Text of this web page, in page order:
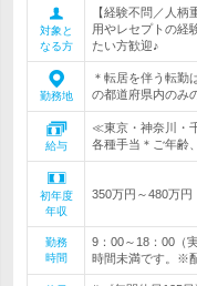
対象と
なる方
【経験不問／人
用やレセプトの経
たい方歓迎♪
勤務地
＊転居を伴う転勤
の都道府県内のみ
給与
≪東京・神奈川・
各種手当＊ご年齢
初年度
年収
350万円～480万円
勤務
時間
9：00～18：00（
時間未満です。※